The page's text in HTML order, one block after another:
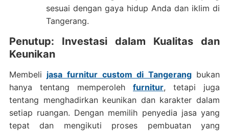
sesuai dengan gaya hidup Anda dan iklim di
Tangerang.
Penutup: Investasi dalam Kualitas dan
Keunikan
Membeli jasa furnitur custom di Tangerangbukan
hanya tentang memperolehfurnitur, tetapi juga
tentang menghadirkan keunikan dan karakter dalam
setiap ruangan. Dengan memilih penyedia jasa yang
tepat dan mengikuti proses pembuatan yang